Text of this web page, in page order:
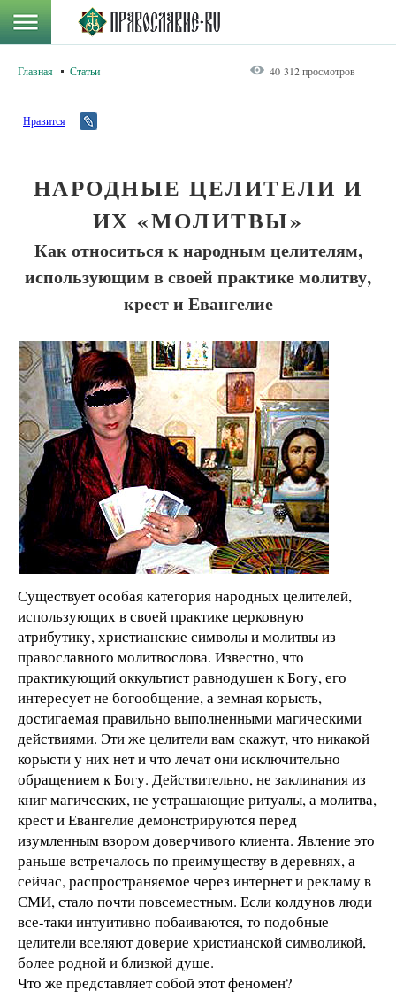
Главная Статьи 40 312 просмотров
Нравится
НАРОДНЫЕ ЦЕЛИТЕЛИ И
ИХ «МОЛИТВЫ»
Как относиться к народным целителям,
использующим в своей практике молитву,
крест и Евангелие
Существует особая категория народных целителей,
использующих в своей практике церковную
атрибутику, христианские символы и молитвы из
православного молитвослова. Известно, что
практикующий оккультист равнодушен к Богу, его
интересует не богообщение, а земная корысть,
достигаемая правильно выполненными магическими
действиями. Эти же целители вам скажут, что никакой
корысти у них нет и что лечат они исключительно
обращением к Богу. Действительно, не заклинания из
книг магических, не устрашающие ритуалы, а молитва,
крест и Евангелие демонстрируются перед
изумленным взором доверчивого клиента. Явление это
раньше встречалось по преимуществу в деревнях, а
сейчас, распространяемое через интернет и рекламу в
СМИ, стало почти повсеместным. Если колдунов люди
все-таки интуитивно побаиваются, то подобные
целители вселяют доверие христианской символикой,
более родной и близкой душе.
Что же представляет собой этот феномен?